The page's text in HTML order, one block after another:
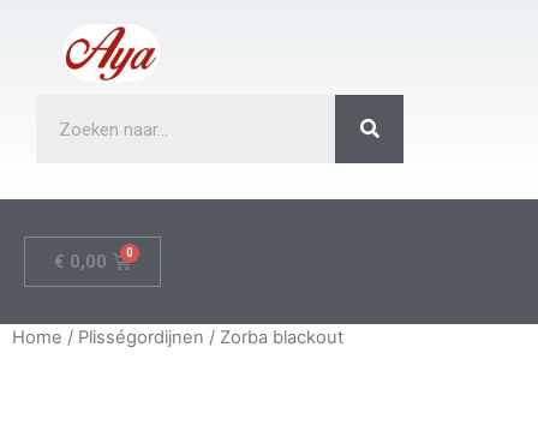
€ 0,00
Home / Plisségordijnen / Zorba blackout